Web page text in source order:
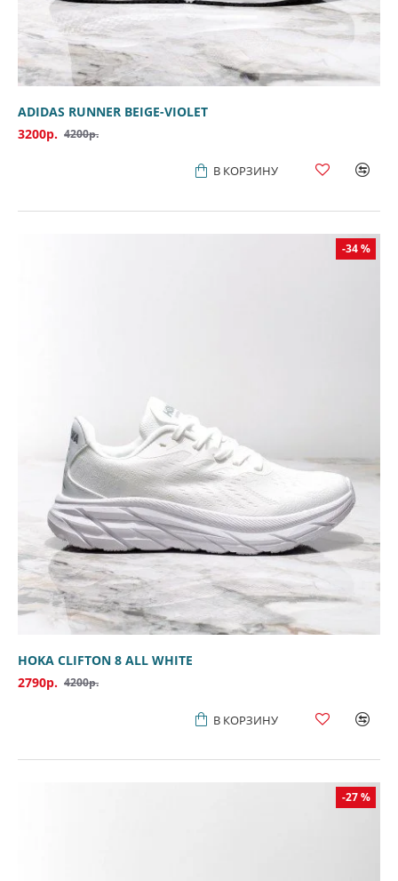
ADIDAS RUNNER BEIGE-VIOLET
3200р. 4200р.
В КОРЗИНУ
-34 %
HOKA CLIFTON 8 ALL WHITE
2790р. 4200р.
В КОРЗИНУ
-27 %